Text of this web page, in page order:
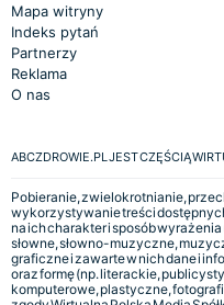
Mapa witryny
Indeks pytań
Partnerzy
Reklama
O nas
ABCZDROWIE.PL JEST CZĘŚCIĄ
Pobieranie, zwielokrotnianie,
wykorzystywanie treści
na ich charakter i sposób
słowne, słowno-muzyczne,
graficzne i zawarte w nich dane i
oraz formę (np. literackie,
komputerowe, plastyczne,